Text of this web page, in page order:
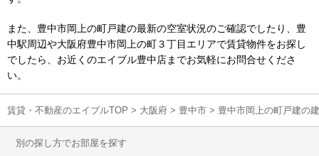
また、豊中市岡上の町戸建の最新の空室状況のご確認でしたり、豊
中駅周辺や大阪府豊中市岡上の町３丁目エリアで賃貸物件をお探し
でしたら、お近くのエイブル豊中店までお気軽にお問合せくださ
い。
賃貸・不動産のエイブルTOP > 大阪府 > 豊中市 > 豊中市岡上の町戸建の
別の探し方でお部屋を探す